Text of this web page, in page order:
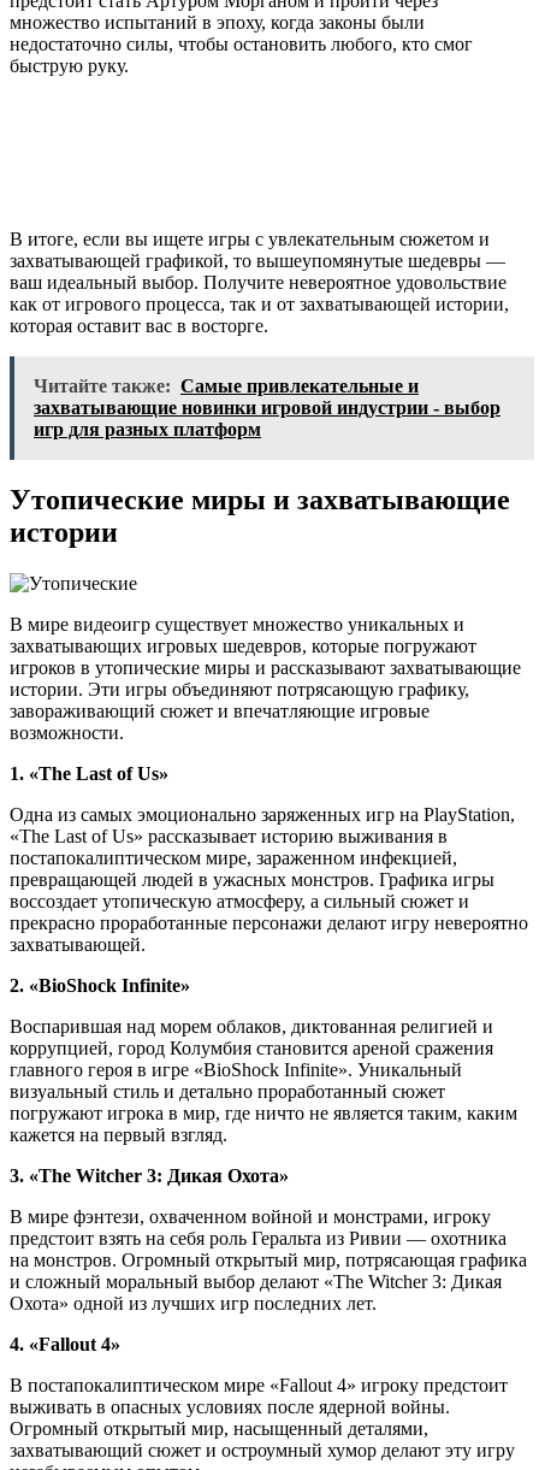
множество испытаний в эпоху, когда законы были
недостаточно силы, чтобы остановить любого, кто смог
быструю руку.
В итоге, если вы ищете игры с увлекательным сюжетом и
захватывающей графикой, то вышеупомянутые шедевры —
ваш идеальный выбор. Получите невероятное удовольствие
как от игрового процесса, так и от захватывающей истории,
которая оставит вас в восторге.
Читайте также: Самые привлекательные и
захватывающие новинки игровой индустрии - выбор
игр для разных платформ
Утопические миры и захватывающие
истории
В мире видеоигр существует множество уникальных и
захватывающих игровых шедевров, которые погружают
игроков в утопические миры и рассказывают захватывающие
истории. Эти игры объединяют потрясающую графику,
завораживающий сюжет и впечатляющие игровые
возможности.
1. «The Last of Us»
Одна из самых эмоционально заряженных игр на PlayStation,
«The Last of Us» рассказывает историю выживания в
постапокалиптическом мире, зараженном инфекцией,
превращающей людей в ужасных монстров. Графика игры
воссоздает утопическую атмосферу, а сильный сюжет и
прекрасно проработанные персонажи делают игру невероятно
захватывающей.
2. «BioShock Infinite»
Воспарившая над морем облаков, диктованная религией и
коррупцией, город Колумбия становится ареной сражения
главного героя в игре «BioShock Infinite». Уникальный
визуальный стиль и детально проработанный сюжет
погружают игрока в мир, где ничто не является таким, каким
кажется на первый взгляд.
3. «The Witcher 3: Дикая Охота»
В мире фэнтези, охваченном войной и монстрами, игроку
предстоит взять на себя роль Геральта из Ривии — охотника
на монстров. Огромный открытый мир, потрясающая графика
и сложный моральный выбор делают «The Witcher 3: Дикая
Охота» одной из лучших игр последних лет.
4. «Fallout 4»
В постапокалиптическом мире «Fallout 4» игроку предстоит
выживать в опасных условиях после ядерной войны.
Огромный открытый мир, насыщенный деталями,
захватывающий сюжет и остроумный хумор делают эту игру